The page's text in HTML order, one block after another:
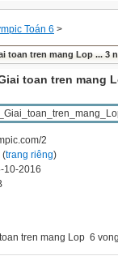
Toán 6 >
toan tren mang Lop ... 3
toan tren mang
2
(trang riêng)
10-2016
tren mang Lop 6